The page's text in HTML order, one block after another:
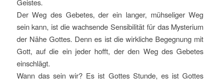
Geistes.
Der Weg des Gebetes, der ein langer, mühseliger Weg
sein kann, ist die wachsende Sensibilität für das Mysterium
der Nähe Gottes. Denn es ist die wirkliche Begegnung mit
Gott, auf die ein jeder hofft, der den Weg des Gebetes
einschlägt.
Wann das sein wir? Es ist Gottes Stunde, es ist Gottes